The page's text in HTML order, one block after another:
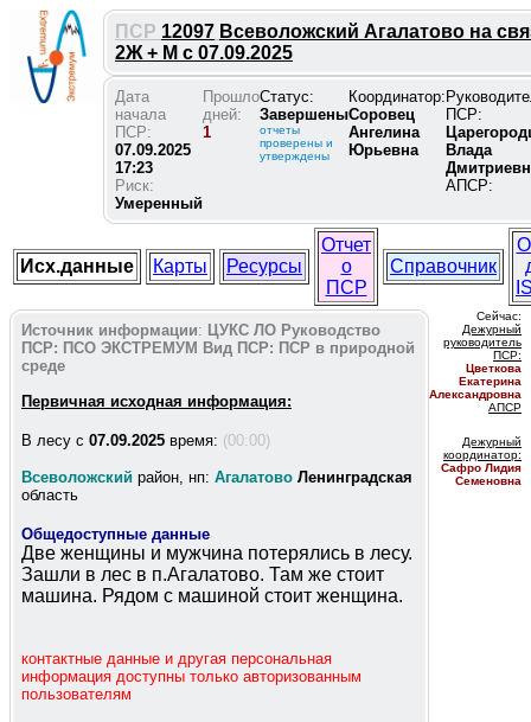
ПСР 12097 Всеволожский Агалатово на
2Ж + М с 07.09.2025
Дата
начала
ПСР:
07.09.2025
17:23
Риск:
Умеренный
Прошло
дней:
1
Статус:
Завершены
отчеты
проверены и
утверждены
Координатор:
Соровец
Ангелина
Юрьевна
ПСР:
Влада
АПСР:
Исх.данные Карты Ресурсы
Отчет
о
ПСР
Справочник
Источник информации: ЦУКС ЛО Руководство
ПСР: ПСО ЭКСТРЕМУМ Вид ПСР: ПСР в природной
среде
Первичная исходная информация:
В лесу c 07.09.2025 время: (00:00)
Всеволожский район, нп: Агалатово Ленинградская
область
Общедоступные данные
Две женщины и мужчина потерялись в лесу.
Зашли в лес в п.Агалатово. Там же стоит
машина. Рядом с машиной стоит женщина.
контактные данные и другая персональная
информация доступны только авторизованным
пользователям
Сейчас:
Дежурный
руководитель
ПСР:
Цветкова
Екатерина
Александровна
АПСР
Дежурный
координатор:
Сафро Лидия
Семеновна